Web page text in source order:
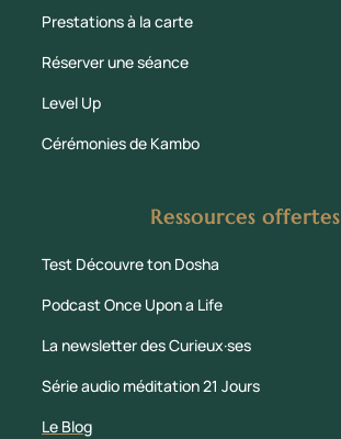
Prestations à la carte
Réserver une séance
Level Up
Cérémonies de Kambo
Ressources offertes
Test Découvre ton Dosha
Podcast Once Upon a Life
La newsletter des Curieux·ses
Série audio méditation 21 Jours
Le Blog